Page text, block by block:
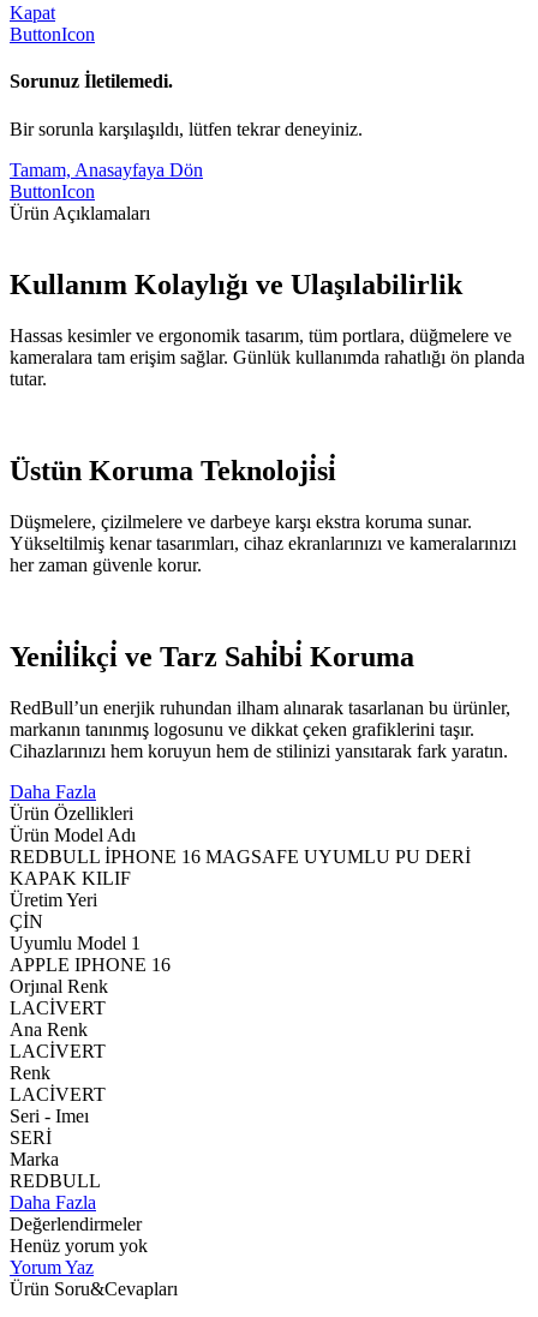
Kapat
ButtonIcon
Sorunuz İletilemedi.
Bir sorunla karşılaşıldı, lütfen tekrar deneyiniz.
Tamam, Anasayfaya Dön
ButtonIcon
Ürün Açıklamaları
Kullanım Kolaylığı ve Ulaşılabilirlik
Hassas kesimler ve ergonomik tasarım, tüm portlara, düğmelere ve
kameralara tam erişim sağlar. Günlük kullanımda rahatlığı ön planda
tutar.
Üstün Koruma Teknoloji̇si̇
Düşmelere, çizilmelere ve darbeye karşı ekstra koruma sunar.
Yükseltilmiş kenar tasarımları, cihaz ekranlarınızı ve kameralarınızı
her zaman güvenle korur.
Yeni̇li̇kçi̇ ve Tarz Sahi̇bi̇ Koruma
RedBull’un enerjik ruhundan ilham alınarak tasarlanan bu ürünler,
markanın tanınmış logosunu ve dikkat çeken grafiklerini taşır.
Cihazlarınızı hem koruyun hem de stilinizi yansıtarak fark yaratın.
Daha Fazla
Ürün Özellikleri
Ürün Model Adı
REDBULL İPHONE 16 MAGSAFE UYUMLU PU DERİ
KAPAK KILIF
Üretim Yeri
ÇİN
Uyumlu Model 1
APPLE IPHONE 16
Orjınal Renk
LACİVERT
Ana Renk
LACİVERT
Renk
LACİVERT
Seri - Imeı
SERİ
Marka
REDBULL
Daha Fazla
Değerlendirmeler
Henüz yorum yok
Yorum Yaz
Ürün Soru&Cevapları